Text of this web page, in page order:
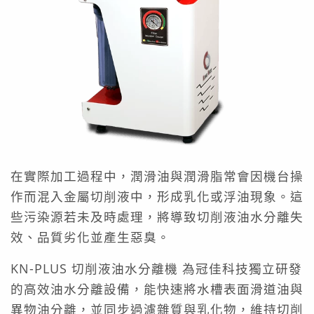
在實際加工過程中，潤滑油與潤滑脂常會因機台操
作而混入金屬切削液中，形成乳化或浮油現象。這
些污染源若未及時處理，將導致切削液油水分離失
效、品質劣化並產生惡臭。
KN-PLUS 切削液油水分離機 為冠佳科技獨立研發
的高效油水分離設備，能快速將水槽表面滑道油與
異物油分離，並同步過濾雜質與乳化物，維持切削